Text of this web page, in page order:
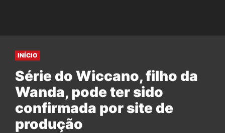
INÍCIO
Série do Wiccano, filho da
Wanda, pode ter sido
confirmada por site de
produção